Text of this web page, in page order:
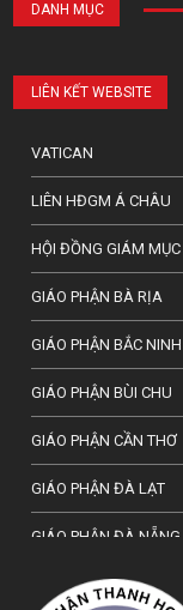
DANH MỤC
LIÊN KẾT WEBSITE
VATICAN
LIÊN HĐGM Á CHÂU
HỘI ĐỒNG GIÁM
GIÁO PHẬN BÀ RỊA
GIÁO PHẬN BẮC NINH
GIÁO PHẬN BÙI CHU
GIÁO PHẬN CẦN THƠ
GIÁO PHẬN ĐÀ LẠT
GIÁO PHẬN ĐÀ NẴNG
TỔNG GIÁO PHẬN HÀ